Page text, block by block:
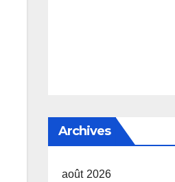
Archives
août 2026